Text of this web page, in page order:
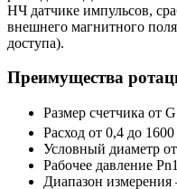
НЧ датчике импульсов,
внешнего магнитного
доступа).
Преимущества
Размер счетчика от
Расход от 0,4 до
Условный диаметр
Рабочее давление
Диапазон